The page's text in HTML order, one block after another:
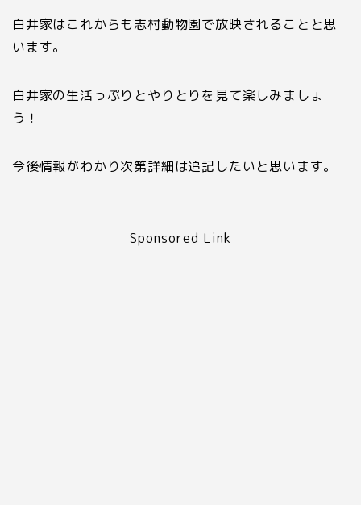
白井家はこれからも志村動物園で放映されることと思
います。
白井家の生活っぷりとやりとりを見て楽しみましょ
う！
今後情報がわかり次第詳細は追記したいと思います。
Sponsored Link